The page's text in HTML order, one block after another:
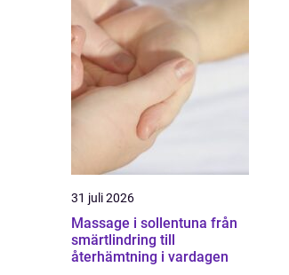
31 juli 2026
Massage i sollentuna från
smärtlindring till
återhämtning i vardagen